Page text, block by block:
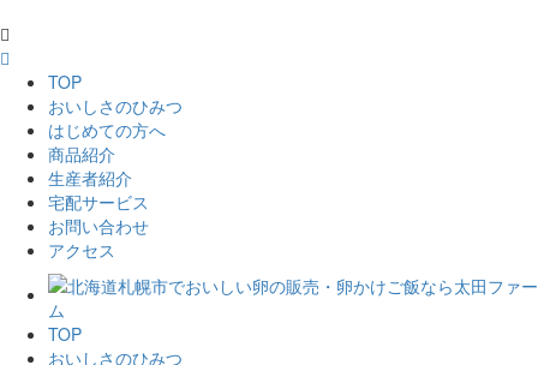
TOP
おいしさのひみつ
はじめての方へ
商品紹介
生産者紹介
宅配サービス
お問い合わせ
アクセス
TOP
おいしさのひみつ